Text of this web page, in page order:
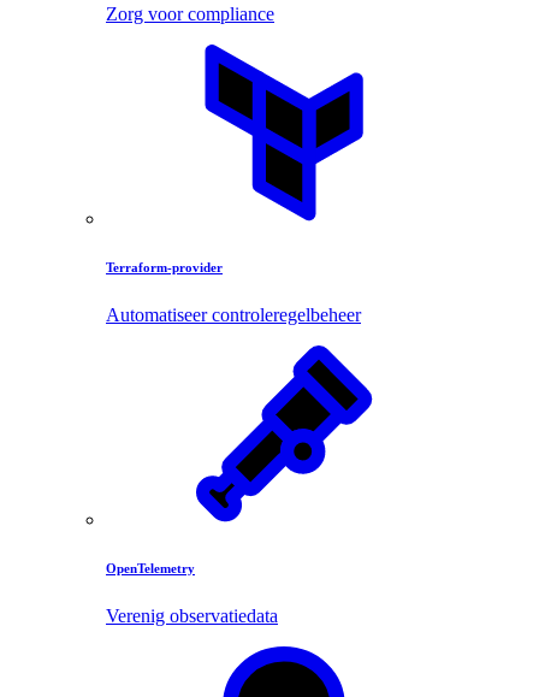
Zorg voor compliance
Terraform-provider
Automatiseer controleregelbeheer
OpenTelemetry
Verenig observatiedata